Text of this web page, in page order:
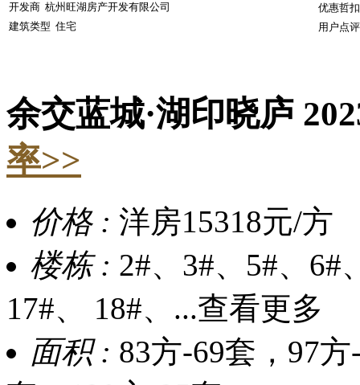
开发商 杭州旺湖房产开发有限公司
优惠哲扣
建筑类型 住宅 用户点评
余交蓝城·湖印晓庐
率>>
价格 : 洋房15318元/方
楼栋 : 2#、3#、5#、6#
17#、 18#、...查看更多
面积 : 83方-69套，97